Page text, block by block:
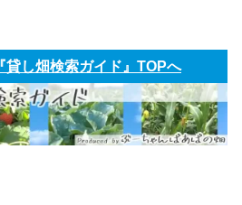
貸し畑検索ガイド』TOPへ